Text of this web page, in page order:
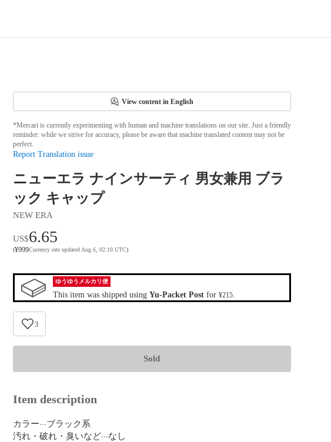
View content in English
*Mercari is currently experimenting with human and machine translations on our site. Just a friendly
reminder: while we strive for accuracy, please be aware that machine translated content may not be
perfect.
Report Translation issue
ニューエラ ナインサーティ 男女兼用 ブラ
ック キャップ
NEW ERA
US$6.65
(¥999Currency rate updated Aug 6, 02:10 UTC)
ゆうゆうメルカリ便
This item was shipped using Yu-Packet Postfor ¥215.
3
Sold
Item description
カラー···ブラック系
汚れ・破れ・臭いなど···なし